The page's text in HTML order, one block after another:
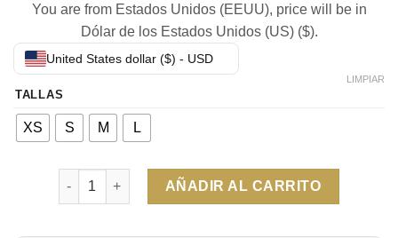
original
era:
$78.00.
actual
es:
You are from Estados Unidos (EEUU), price will be in
Dólar de los Estados Unidos (US) ($).
United States dollar ($) - USD
TALLAS
XS S M L
LIMPIAR
Cantidad
AÑADIR AL CARRITO